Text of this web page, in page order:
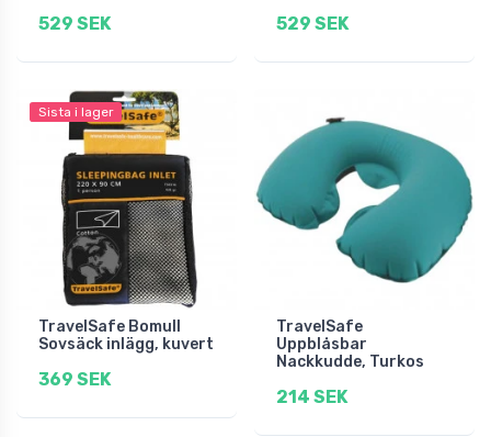
529 SEK 529 SEK
Sista i lager
TravelSafe Bomull
Sovsäck inlägg, kuvert
369 SEK
TravelSafe
Uppblåsbar
Nackkudde, Turkos
214 SEK